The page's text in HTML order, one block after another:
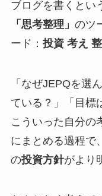
ブログを書くとい
「思考整理」 のツ
ード： 投資 考え
「なぜJEPQを選
ている？」「目標
こういった自分の
にまとめる過程で
の投資方針がより